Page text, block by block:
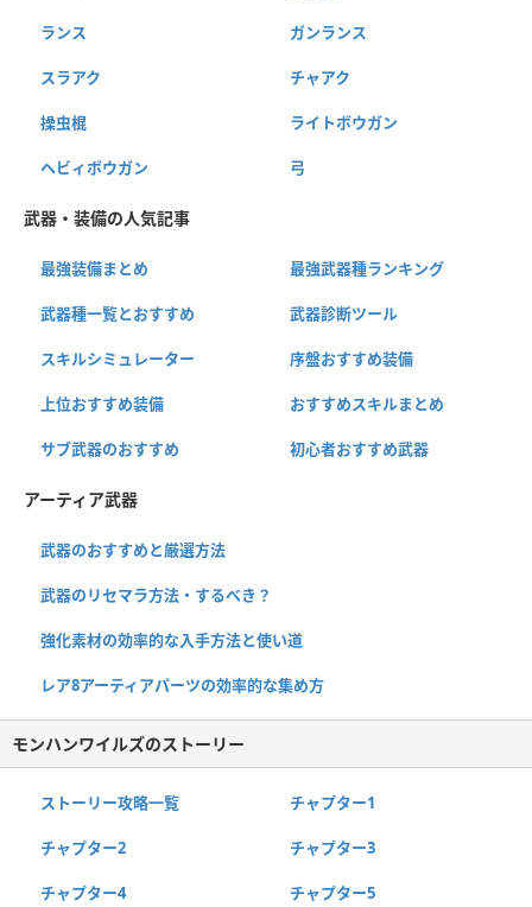
ランス ガンランス
スラアク チャアク
操虫棍 ライトボウガン
ヘビィボウガン 弓
武器・装備の人気記事
最強装備まとめ 最強武器種ランキング
武器種一覧とおすすめ 武器診断ツール
スキルシミュレーター 序盤おすすめ装備
上位おすすめ装備 おすすめスキルまとめ
サブ武器のおすすめ 初心者おすすめ武器
アーティア武器
武器のおすすめと厳選方法
武器のリセマラ方法・するべき？
強化素材の効率的な入手方法と使い道
レア8アーティアパーツの効率的な集め方
モンハンワイルズのストーリー
ストーリー攻略一覧 チャプター1
チャプター2 チャプター3
チャプター4 チャプター5